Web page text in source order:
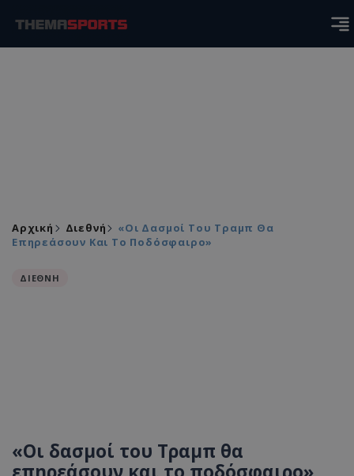
Αρχική Διεθνή
«Οι Δασμοί Του Τραμπ Θα
Επηρεάσουν Και Το Ποδόσφαιρο»
ΔΙΕΘΝΗ
«Οι δασμοί του Τραμπ θα